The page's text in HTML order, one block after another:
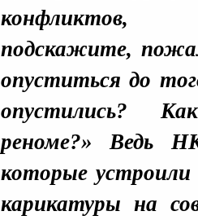
конфликтов,
подскажите,
опуститься до
опустились?
реноме?» Ведь
которые
карикатуры на